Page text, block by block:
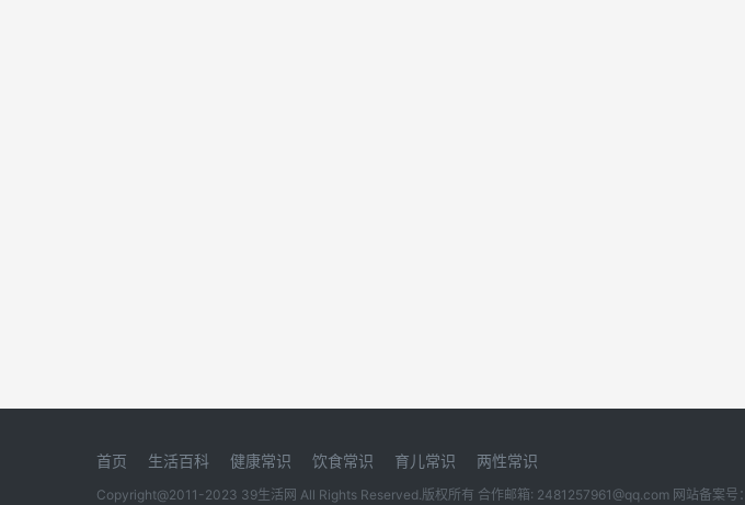
首页 生活百科 健康常识 饮食常识 育儿常识 两性常识
Copyright@2011-2023 39生活网 All Rights Reserved.版权所有 合作邮箱: 2481257961@qq.com 网站备案号：